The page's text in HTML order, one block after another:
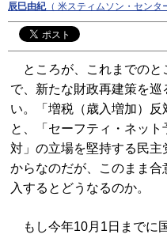
辰巳由紀（ 米スティムソン・センタ
ところが、これまでのと
で、新たな財政再建策を
い。「増税（歳入増加）
と、「セーフティ・ネッ
対」の立場を堅持する民
からなのだが、このまま
入するとどうなるのか。
もし今年10月1日までに